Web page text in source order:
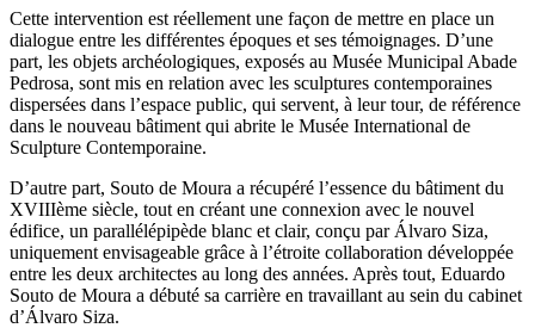
Cette intervention est réellement une façon de mettre en place un
dialogue entre les différentes époques et ses témoignages. D’une
part, les objets archéologiques, exposés au Musée Municipal Abade
Pedrosa, sont mis en relation avec les sculptures contemporaines
dispersées dans l’espace public, qui servent, à leur tour, de référence
dans le nouveau bâtiment qui abrite le Musée International de
Sculpture Contemporaine.
D’autre part, Souto de Moura a récupéré l’essence du bâtiment du
XVIIIème siècle, tout en créant une connexion avec le nouvel
édifice, un parallélépipède blanc et clair, conçu par Álvaro Siza,
uniquement envisageable grâce à l’étroite collaboration développée
entre les deux architectes au long des années. Après tout, Eduardo
Souto de Moura a débuté sa carrière en travaillant au sein du cabinet
d’Álvaro Siza.